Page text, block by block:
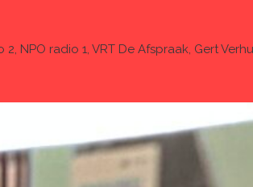
NPO radio 1, VRT De Afspraak, Gert